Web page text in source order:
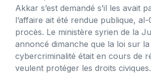
Akkar s’est demandé s’il les avait
l’affaire ait été rendue publique,
procès. Le ministère syrien de la
annoncé dimanche que la loi sur la
cybercriminalité était en cours de
veulent protéger les droits civiques.